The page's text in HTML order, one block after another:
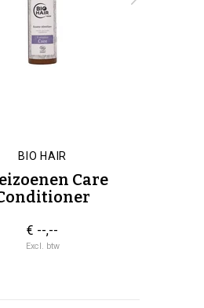
BIO HAIR
Care
€ --,--
Excl. btw